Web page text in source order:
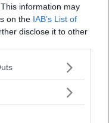
information may
on the IAB’s List of
disclose it to other
one or more Google
You may click to
in below Google
Logga inför